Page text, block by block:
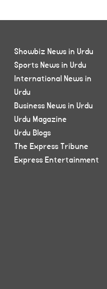
Showbiz News in Urdu
Sports News in Urdu
International News in
Urdu
Business News in Urdu
Urdu Magazine
Urdu Blogs
The Express Tribune
Express Entertainment